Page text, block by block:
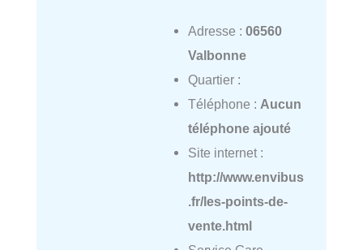
Adresse : 06560
Valbonne
Quartier :
Téléphone : Aucun
téléphone ajouté
Site internet :
http://www.envibus
.fr/les-points-de-
vente.html